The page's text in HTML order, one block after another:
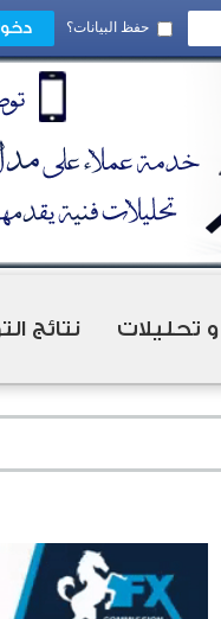
حفظ البيانات؟
و تحليلات نتائج